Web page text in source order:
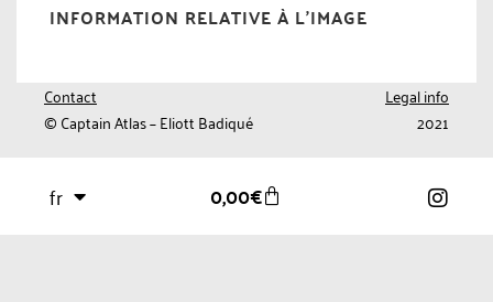
INFORMATION RELATIVE À L'IMAGE
Contact
Legal info
© Captain Atlas – Eliott Badiqué
2021
fr 0,00€